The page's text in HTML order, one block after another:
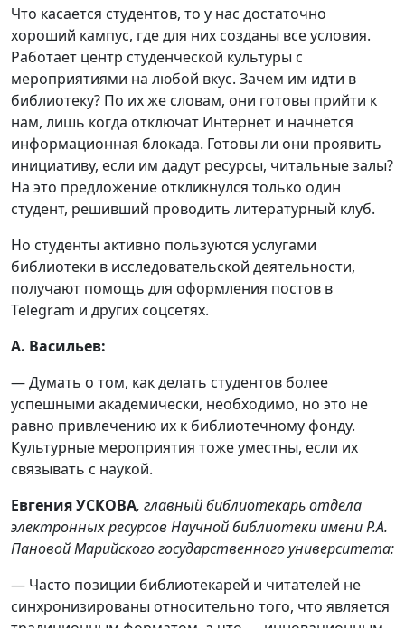
Что касается студентов, то у нас достаточно
хороший кампус, где для них созданы все условия.
Работает центр студенческой культуры с
мероприятиями на любой вкус. Зачем им идти в
библиотеку? По их же словам, они готовы прийти к
нам, лишь когда отключат Интернет и начнётся
информационная блокада. Готовы ли они проявить
инициативу, если им дадут ресурсы, читальные залы?
На это предложение откликнулся только один
студент, решивший проводить литературный клуб.
Но студенты активно пользуются услугами
библиотеки в исследовательской деятельности,
получают помощь для оформления постов в
Telegram и других соцсетях.
А. Васильев:
— Думать о том, как делать студентов более
успешными академически, необходимо, но это не
равно привлечению их к библиотечному фонду.
Культурные мероприятия тоже уместны, если их
связывать с наукой.
Евгения УСКОВА, главный библиотекарь отдела
электронных ресурсов Научной библиотеки имени Р.А.
Пановой Марийского государственного университета:
— Часто позиции библиотекарей и читателей не
синхронизированы относительно того, что является